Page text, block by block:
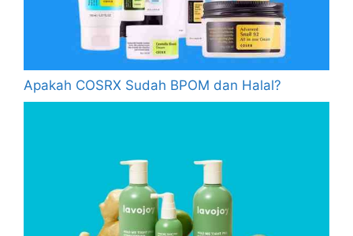
Apakah COSRX Sudah BPOM dan Halal?